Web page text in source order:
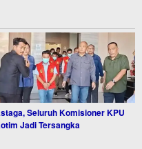
Seluruh Komisioner KPU
Jadi Tersangka